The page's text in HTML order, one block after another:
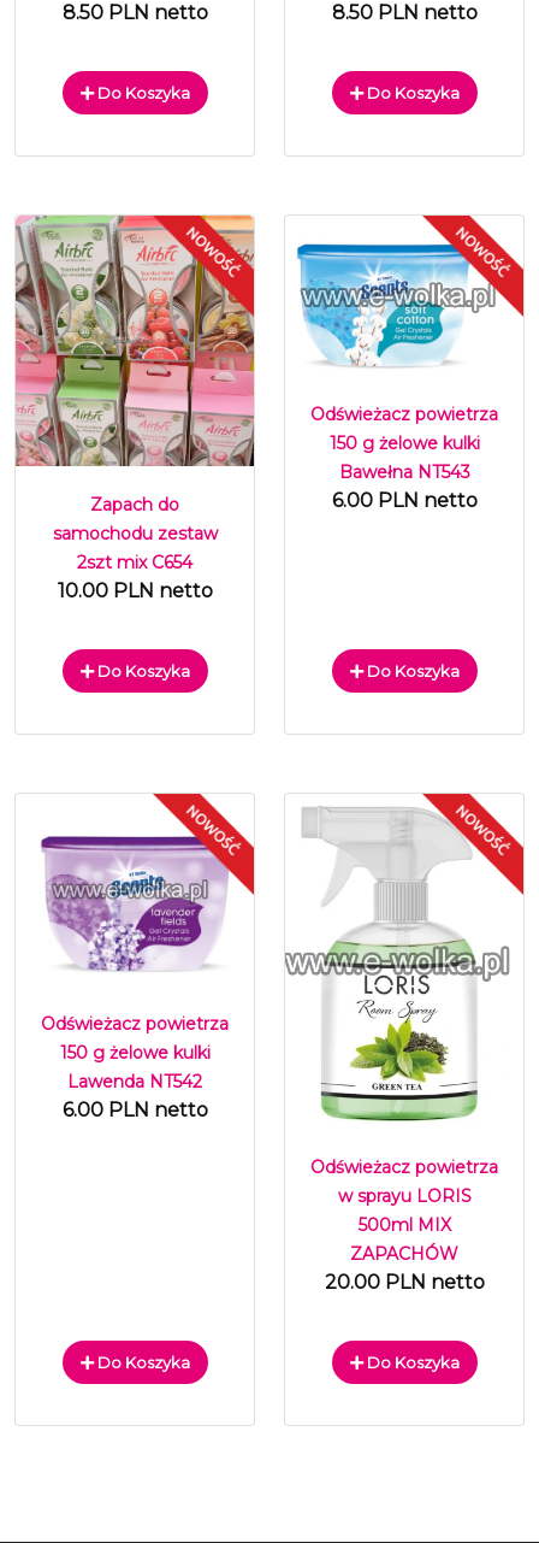
8.50 PLN netto
Do Koszyka
8.50 PLN netto
Do Koszyka
Zapach do
samochodu zestaw
2szt mix C654
10.00 PLN netto
Do Koszyka
Odświeżacz powietrza
150 g żelowe kulki
Bawełna NT543
6.00 PLN netto
Do Koszyka
Odświeżacz powietrza
150 g żelowe kulki
Lawenda NT542
6.00 PLN netto
Do Koszyka
Odświeżacz powietrza
w sprayu LORIS
500ml MIX
ZAPACHÓW
20.00 PLN netto
Do Koszyka